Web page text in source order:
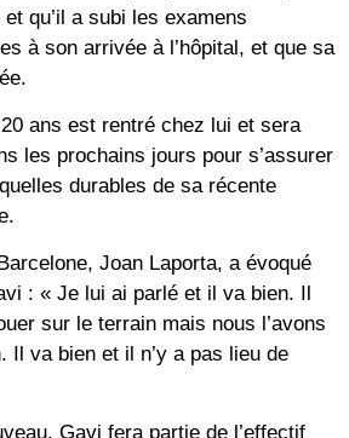
qu’il a subi les examens
à son arrivée à l’hôpital, et que sa
ans est rentré chez lui et sera
les prochains jours pour s’assurer
durables de sa récente
Joan Laporta, a évoqué
: « Je lui ai parlé et il va bien. Il
sur le terrain mais nous l’avons
Il va bien et il n’y a pas lieu de
Gavi fera partie de l’effectif